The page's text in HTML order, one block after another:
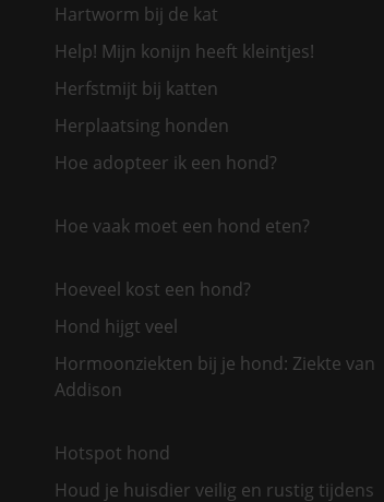
Hartworm bij de kat
Help! Mijn konijn heeft kleintjes!
Herfstmijt bij katten
Herplaatsing honden
Hoe adopteer ik een hond?
Hoe vaak moet een hond eten?
Hoeveel kost een hond?
Hond hijgt veel
Hormoonziekten bij je hond: Ziekte van
Addison
Hotspot hond
Houd je huisdier veilig en rustig tijdens